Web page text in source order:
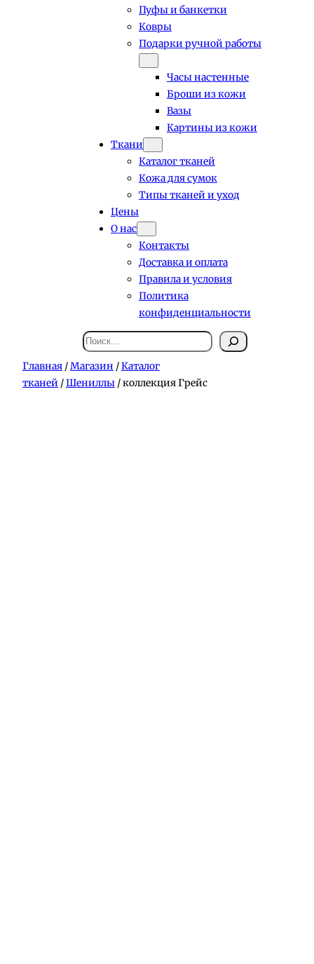
Пуфы и банкетки
Ковры
Подарки ручной работы
Часы настенные
Броши из кожи
Вазы
Картины из кожи
Ткани
Каталог тканей
Кожа для сумок
Типы тканей и уход
Цены
О нас
Контакты
Доставка и оплата
Правила и условия
Политика
конфиденциальности
Поиск
Главная /Магазин /Каталог
тканей /Шениллы / коллекция Грейс